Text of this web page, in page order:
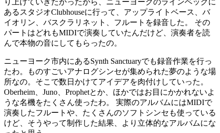
り上げていきたかったから、ニューヨークのラインベックに
あるスタジオClubhouseに行って、アップライトベース、バ
イオリン、バスクラリネット、フルートを録音した。 その
パートはどれもMIDIで演奏していたんだけど、演奏者を読
んで本物の音にしてもらったの。
ニューヨーク市内にあるSynth Sanctuaryでも録音作業を行っ
たわ。ものすごいアナログシンセが集められた夢のような場
所なの。そこで数日かけてアイデアを肉付けしていった。
Oberheim、Juno、Prophetとか、ほかではお目にかかれないよ
うな名機をたくさん使ったわ。 実際のアルバムにはMIDIで
演奏したフルートや、たくさんのソフトシンセも使っている
けど、そうやって制作した結果、より立体的なアルバムにな